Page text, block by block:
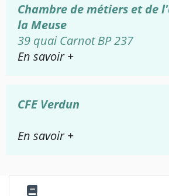
Chambre de métiers et de
la Meuse
39 quai Carnot BP 237
En savoir +
CFE Verdun
En savoir +